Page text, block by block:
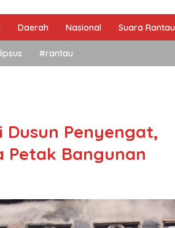
Daerah Nasional Suara Rantau
#rantau
Penyengat,
Petak Bangunan